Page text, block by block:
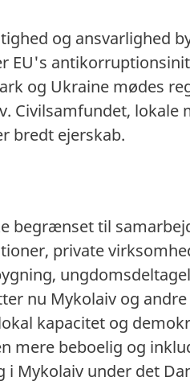
og ansvarlighed
EU's
og Ukraine mødes
Civilsamfundet,
bredt ejerskab.
begrænset til
private
nu Mykolaiv og
kapacitet og
mere beboelig og
i Mykolaiv under det